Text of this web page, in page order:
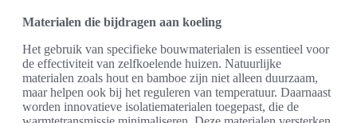
Materialen die bijdragen aan koeling
Het gebruik van specifieke bouwmaterialen is essentieel voor
de effectiviteit van zelfkoelende huizen. Natuurlijke
materialen zoals hout en bamboe zijn niet alleen duurzaam,
maar helpen ook bij het reguleren van temperatuur. Daarnaast
worden innovatieve isolatiematerialen toegepast, die de